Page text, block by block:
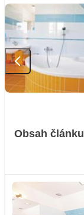
Obsah článku